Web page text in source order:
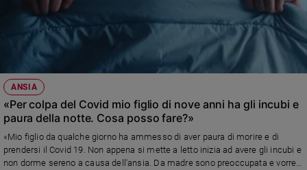
ANSIA
«Per colpa del Covid mio figlio di nove anni ha gli incubi e
paura della notte. Cosa posso fare?»
«Mio figlio da qualche giorno ha ammesso di aver paura di morire e di
prendersi il Covid 19. Non appena si mette a letto inizia ad avere gli incubi e
non dorme sereno a causa dell'ansia. Da madre sono preoccupata e vorrei